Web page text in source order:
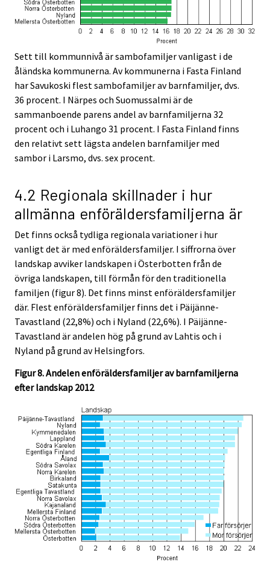
Sett till kommunnivå är sambofamiljer vanligast i de
åländska kommunerna. Av kommunerna i Fasta Finland
har Savukoski flest sambofamiljer av barnfamiljer, dvs.
36 procent. I Närpes och Suomussalmi är de
sammanboende parens andel av barnfamiljerna 32
procent och i Luhango 31 procent. I Fasta Finland finns
den relativt sett lägsta andelen barnfamiljer med
sambor i Larsmo, dvs. sex procent.
4.2 Regionala skillnader i hur
allmänna enföräldersfamiljerna är
Det finns också tydliga regionala variationer i hur
vanligt det är med enföräldersfamiljer. I siffrorna över
landskap avviker landskapen i Österbotten från de
övriga landskapen, till förmån för den traditionella
familjen (figur 8). Det finns minst enföräldersfamiljer
där. Flest enföräldersfamiljer finns det i Päijänne-
Tavastland (22,8%) och i Nyland (22,6%). I Päijänne-
Tavastland är andelen hög på grund av Lahtis och i
Nyland på grund av Helsingfors.
Figur 8. Andelen enföräldersfamiljer av barnfamiljerna
efter landskap 2012